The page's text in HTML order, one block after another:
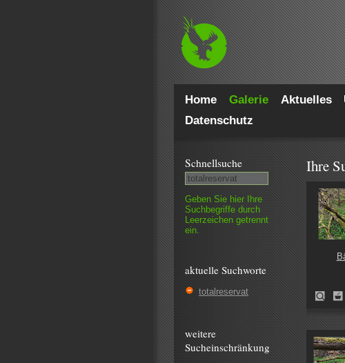
Home Galerie Aktuelles
Datenschutz
Schnell­suche
Geben Sie hier Ihre
Such­begriffe durch
Leer­zeichen getrennt
ein.
aktuelle Suchworte
totalreservat
weitere
Sucheinschränkung
Ihre